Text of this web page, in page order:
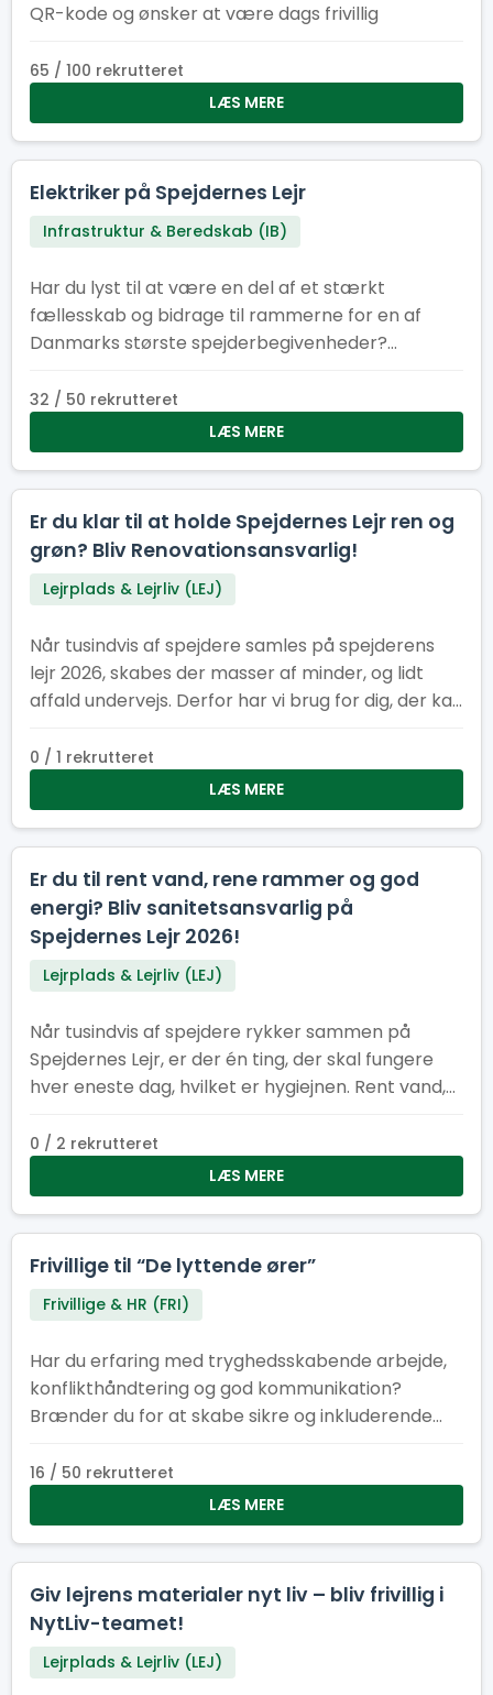
QR-kode og ønsker at være dags frivillig
65 / 100 rekrutteret
LÆS MERE
Elektriker på Spejdernes Lejr
Infrastruktur & Beredskab (IB)
Har du lyst til at være en del af et stærkt
fællesskab og bidrage til rammerne for en af
Danmarks største spejderbegivenheder?
medhjælpere til flere perioder før, under og efter
lejren. Uanset om du kan være med i få dage eller
i en længere periode, er din indsats afgørende for,
velfungerende lejr.
32 / 50 rekrutteret
LÆS MERE
Er du klar til at holde Spejdernes Lejr ren og
grøn? Bliv Renovationsansvarlig!
Lejrplads & Lejrliv (LEJ)
Når tusindvis af spejdere samles på spejderens
lejr 2026, skabes der masser af minder, og lidt
affald undervejs. Derfor har vi brug for dig, der kan
bæredygtig
0 / 1 rekrutteret
LÆS MERE
Er du til rent vand, rene rammer og god
energi? Bliv sanitetsansvarlig på
Spejdernes Lejr 2026!
Lejrplads & Lejrliv (LEJ)
Når tusindvis af spejdere rykker sammen på
Spejdernes Lejr, er der én ting, der skal fungere
hver eneste dag, hvilket er hygiejnen. Rent vand,
er helt afgørende for, at lejren kan køre rundt og
være et trygt og rart sted for alle
0 / 2 rekrutteret
LÆS MERE
Frivillige til “De lyttende ører”
Frivillige & HR (FRI)
Har du erfaring med tryghedsskabende arbejde,
konflikthåndtering og god kommunikation?
Brænder du for at skabe sikre og inkluderende
vores tryghedskabende team vi kalder “De
Tryghedsværter eller lignende fra andre store
kalde os selv for “De lyttende ører”, som tager
afsæt i det engelske koncept “Listening ears” der
også findes på bl.a. verdensjamboreen.
16 / 50 rekrutteret
LÆS MERE
Giv lejrens materialer nyt liv – bliv frivillig i
NytLiv-teamet!
Lejrplads & Lejrliv (LEJ)